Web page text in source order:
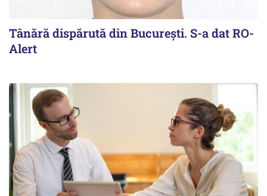
Tânără dispărută din Bucureşti. S-a dat RO-
Alert